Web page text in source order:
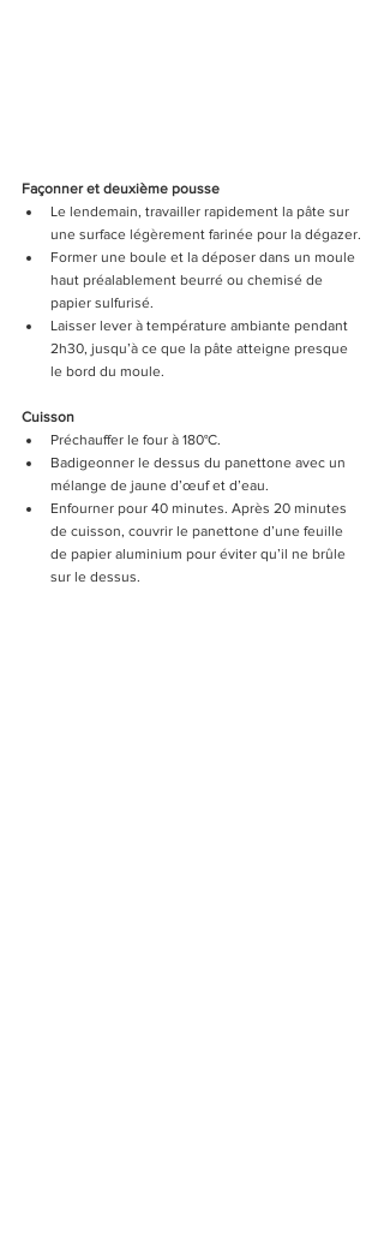
Façonner et deuxième pousse
Le lendemain, travailler rapidement la pâte sur
une surface légèrement farinée pour la dégazer.
Former une boule et la déposer dans un moule
haut préalablement beurré ou chemisé de
papier sulfurisé.
Laisser lever à température ambiante pendant
2h30, jusqu’à ce que la pâte atteigne presque
le bord du moule.
Cuisson
Préchauffer le four à 180°C.
Badigeonner le dessus du panettone avec un
mélange de jaune d’œuf et d’eau.
Enfourner pour 40 minutes. Après 20 minutes
de cuisson, couvrir le panettone d’une feuille
de papier aluminium pour éviter qu’il ne brûle
sur le dessus.